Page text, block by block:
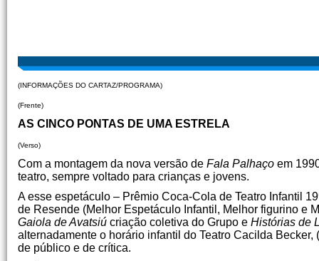
(INFORMAÇÕES DO CARTAZ/PROGRAMA)
(Frente)
AS CINCO PONTAS DE UMA ESTRELA
(Verso)
Com a montagem da nova versão de Fala Palhaço em
teatro, sempre voltado para crianças e jovens.
A esse espetáculo – Prêmio Coca-Cola de Teatro Infantil
de Resende (Melhor Espetáculo Infantil, Melhor figurino e
Gaiola de Avatsiú criação coletiva do Grupo e Histórias de
alternadamente o horário infantil do Teatro Cacilda
de público e de crítica.